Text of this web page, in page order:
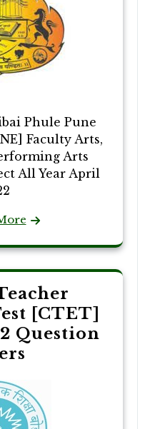
Phule Pune
Faculty Arts,
Arts
All Year April
[CTET]
Question